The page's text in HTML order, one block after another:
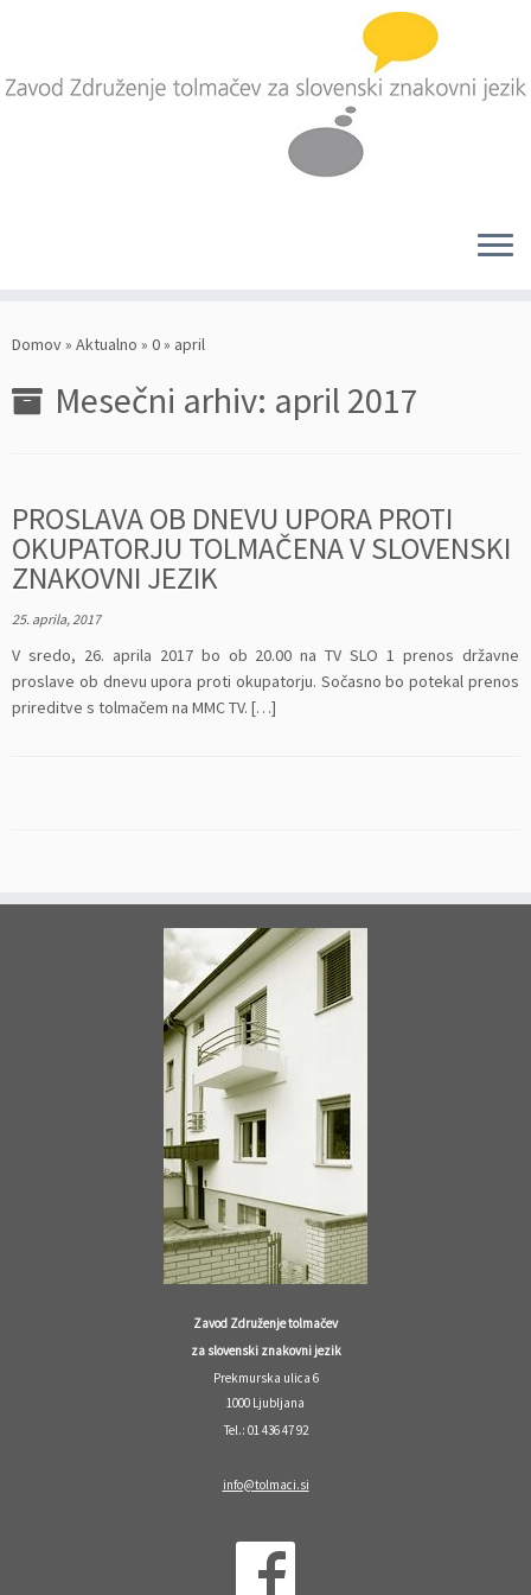
naDomov» Aktualno » 0» april
Mesečni arhiv: april 2017
PROSLAVA OB DNEVU UPORA PROTI
OKUPATORJU TOLMAČENA V SLOVENSKI
ZNAKOVNI JEZIK
25. aprila, 2017
V sredo, 26. aprila 2017 bo ob 20.00 na TV SLO 1 prenos državne
proslave ob dnevu upora proti okupatorju. Sočasno bo potekal prenos
prireditve s tolmačem na MMC TV. […]
Zavod Združenje tolmačev
za slovenski znakovni jezik
Prekmurska ulica 6
1000 Ljubljana
Tel.: 01 436 47 92
info@tolmaci.si